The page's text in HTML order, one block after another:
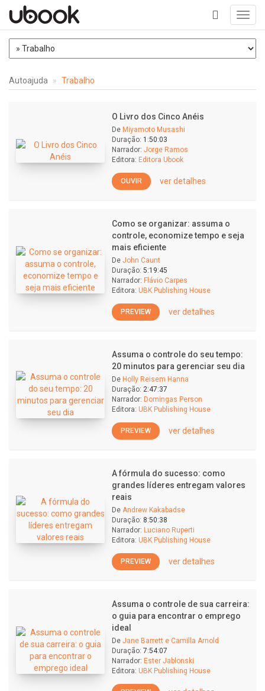
+
Autoajuda Trabalho
O Livro dos Cinco Anéis
De Miyamoto Musashi
Duração: 1:50:03
Narrador: Jorge Ramos
Editora: Editora Ubook
OUVIR ver detalhes
Como se organizar: assuma o
controle, economize tempo e seja
mais eficiente
De John Caunt
Duração: 5:19:45
Narrador: Flávio Carpes
Editora: UBK Publishing House
PREVIEW ver detalhes
Assuma o controle do seu tempo:
20 minutos para gerenciar seu dia
De Holly Reisem Hanna
Duração: 2:47:37
Narrador: Domingas Person
Editora: UBK Publishing House
PREVIEW ver detalhes
A fórmula do sucesso: como
grandes líderes entregam valores
reais
De Andrew Kakabadse
Duração: 8:50:38
Narrador: Luciano Ruperti
Editora: UBK Publishing House
PREVIEW ver detalhes
Assuma o controle de sua carreira:
o guia para encontrar o emprego
ideal
De Jane Barrett e Camilla Arnold
Duração: 7:54:07
Narrador: Ester Jablonski
Editora: UBK Publishing House